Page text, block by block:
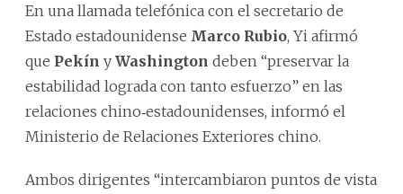
En una llamada telefónica con el secretario de
Estado estadounidense Marco Rubio, Yi afirmó
que Pekín y Washington deben “preservar la
estabilidad lograda con tanto esfuerzo” en las
relaciones chino‑estadounidenses, informó el
Ministerio de Relaciones Exteriores chino.
Ambos dirigentes “intercambiaron puntos de vista